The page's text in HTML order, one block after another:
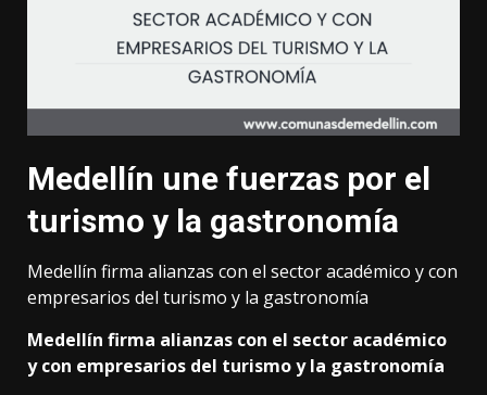
Medellín une fuerzas por el
turismo y la gastronomía
Medellín firma alianzas con el sector académico y con
empresarios del turismo y la gastronomía
Medellín firma alianzas con el sector académico
y con empresarios del turismo y la gastronomía